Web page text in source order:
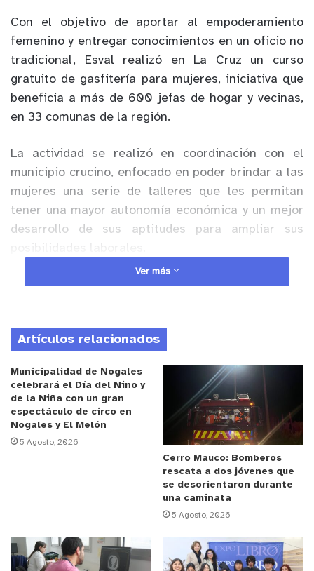
Con el objetivo de aportar al empoderamiento
femenino y entregar conocimientos en un oficio no
tradicional, Esval realizó en La Cruz un curso
gratuito de gasfitería para mujeres, iniciativa que
beneficia a más de 600 jefas de hogar y vecinas,
en 33 comunas de la región.
La actividad se realizó en coordinación con el
municipio crucino, enfocado en poder brindar a las
mujeres una serie de talleres que les permitan
tener una mayor autonomía económica y un mejor
desarrollo de sus aptitudes para ampliar sus
Anuncio Patrocinado
puede hacer y no sabe cómo, así que es una
excelente iniciativa, me encantó y aprendí harto”,
comentó Cecilia Arancibia, una de las
participantes. Mientras, su compañera Sevelinda
Orellana indicó que “es un curso muy práctico,
sobre todo para arreglar las cosas que hay en la
casa como el lavaplatos o el lavamanos, así que
me encantó, porque aprendí mucho. Quizás ahora
podríamos seguir un curso con temas más
específicos y más práctica”.
Por su parte, la alcaldesa de La Cruz, Filomena
Navia, comentó que “este curso de gasfitería
Ver más
Artículos relacionados
Municipalidad de Nogales
celebrará el Día del Niño y
de la Niña con un gran
espectáculo de circo en
Nogales y El Melón
5 Agosto, 2026
Cerro Mauco: Bomberos
rescata a dos jóvenes que
se desorientaron durante
una caminata
5 Agosto, 2026